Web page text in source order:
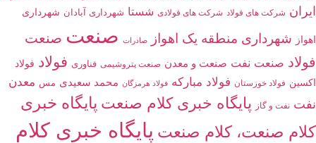
ایران شرکت های فولاد شرکت های فولادی شستا شهرداری آبادان شهرداری
اهواز شهرداری منطقه یک اهواز صادرات صنعت صنعت
فولاد صنعت نفت صنعت و معدن صنعت پتروشیمی فناوری فولاد فولاد
اکسین فولاد خوزستان فولاد مبارکه فولاد هرمزگان محمد سعیدی مس معدن
نفت نفت و گاز پایگاه خبری کلام صنعت پایگاه خبری
کلام صنعت، کلام صنعت پایگاه خبری کلام